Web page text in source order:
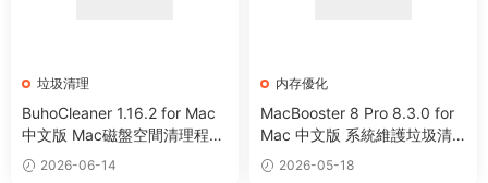
垃圾清理
BuhoCleaner 1.16.2 for Mac
中文版 Mac磁盤空間清理程序
卸載系統優化工具
2026-06-14
内存優化
MacBooster 8 Pro 8.3.0 for
Mac 中文版 系統維護垃圾清
理病毒掃描工具
2026-05-18